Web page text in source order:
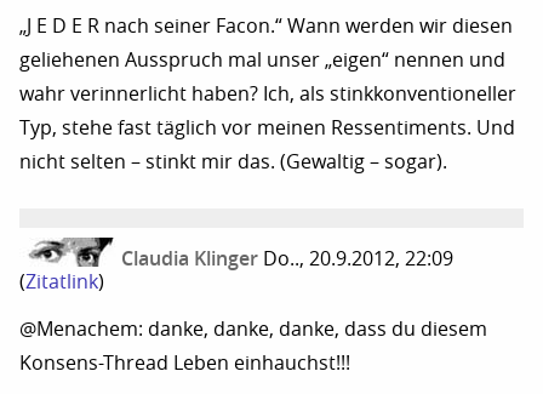
„J E D E R nach seiner Facon.“ Wann werden wir diesen
geliehenen Ausspruch mal unser „eigen“ nennen und
wahr verinnerlicht haben? Ich, als stinkkonventioneller
Typ, stehe fast täglich vor meinen Ressentiments. Und
nicht selten – stinkt mir das. (Gewaltig – sogar).
Claudia Klinger Do.., 20.9.2012, 22:09
(Zitatlink)
@Menachem: danke, danke, danke, dass du diesem
Konsens-Thread Leben einhauchst!!!